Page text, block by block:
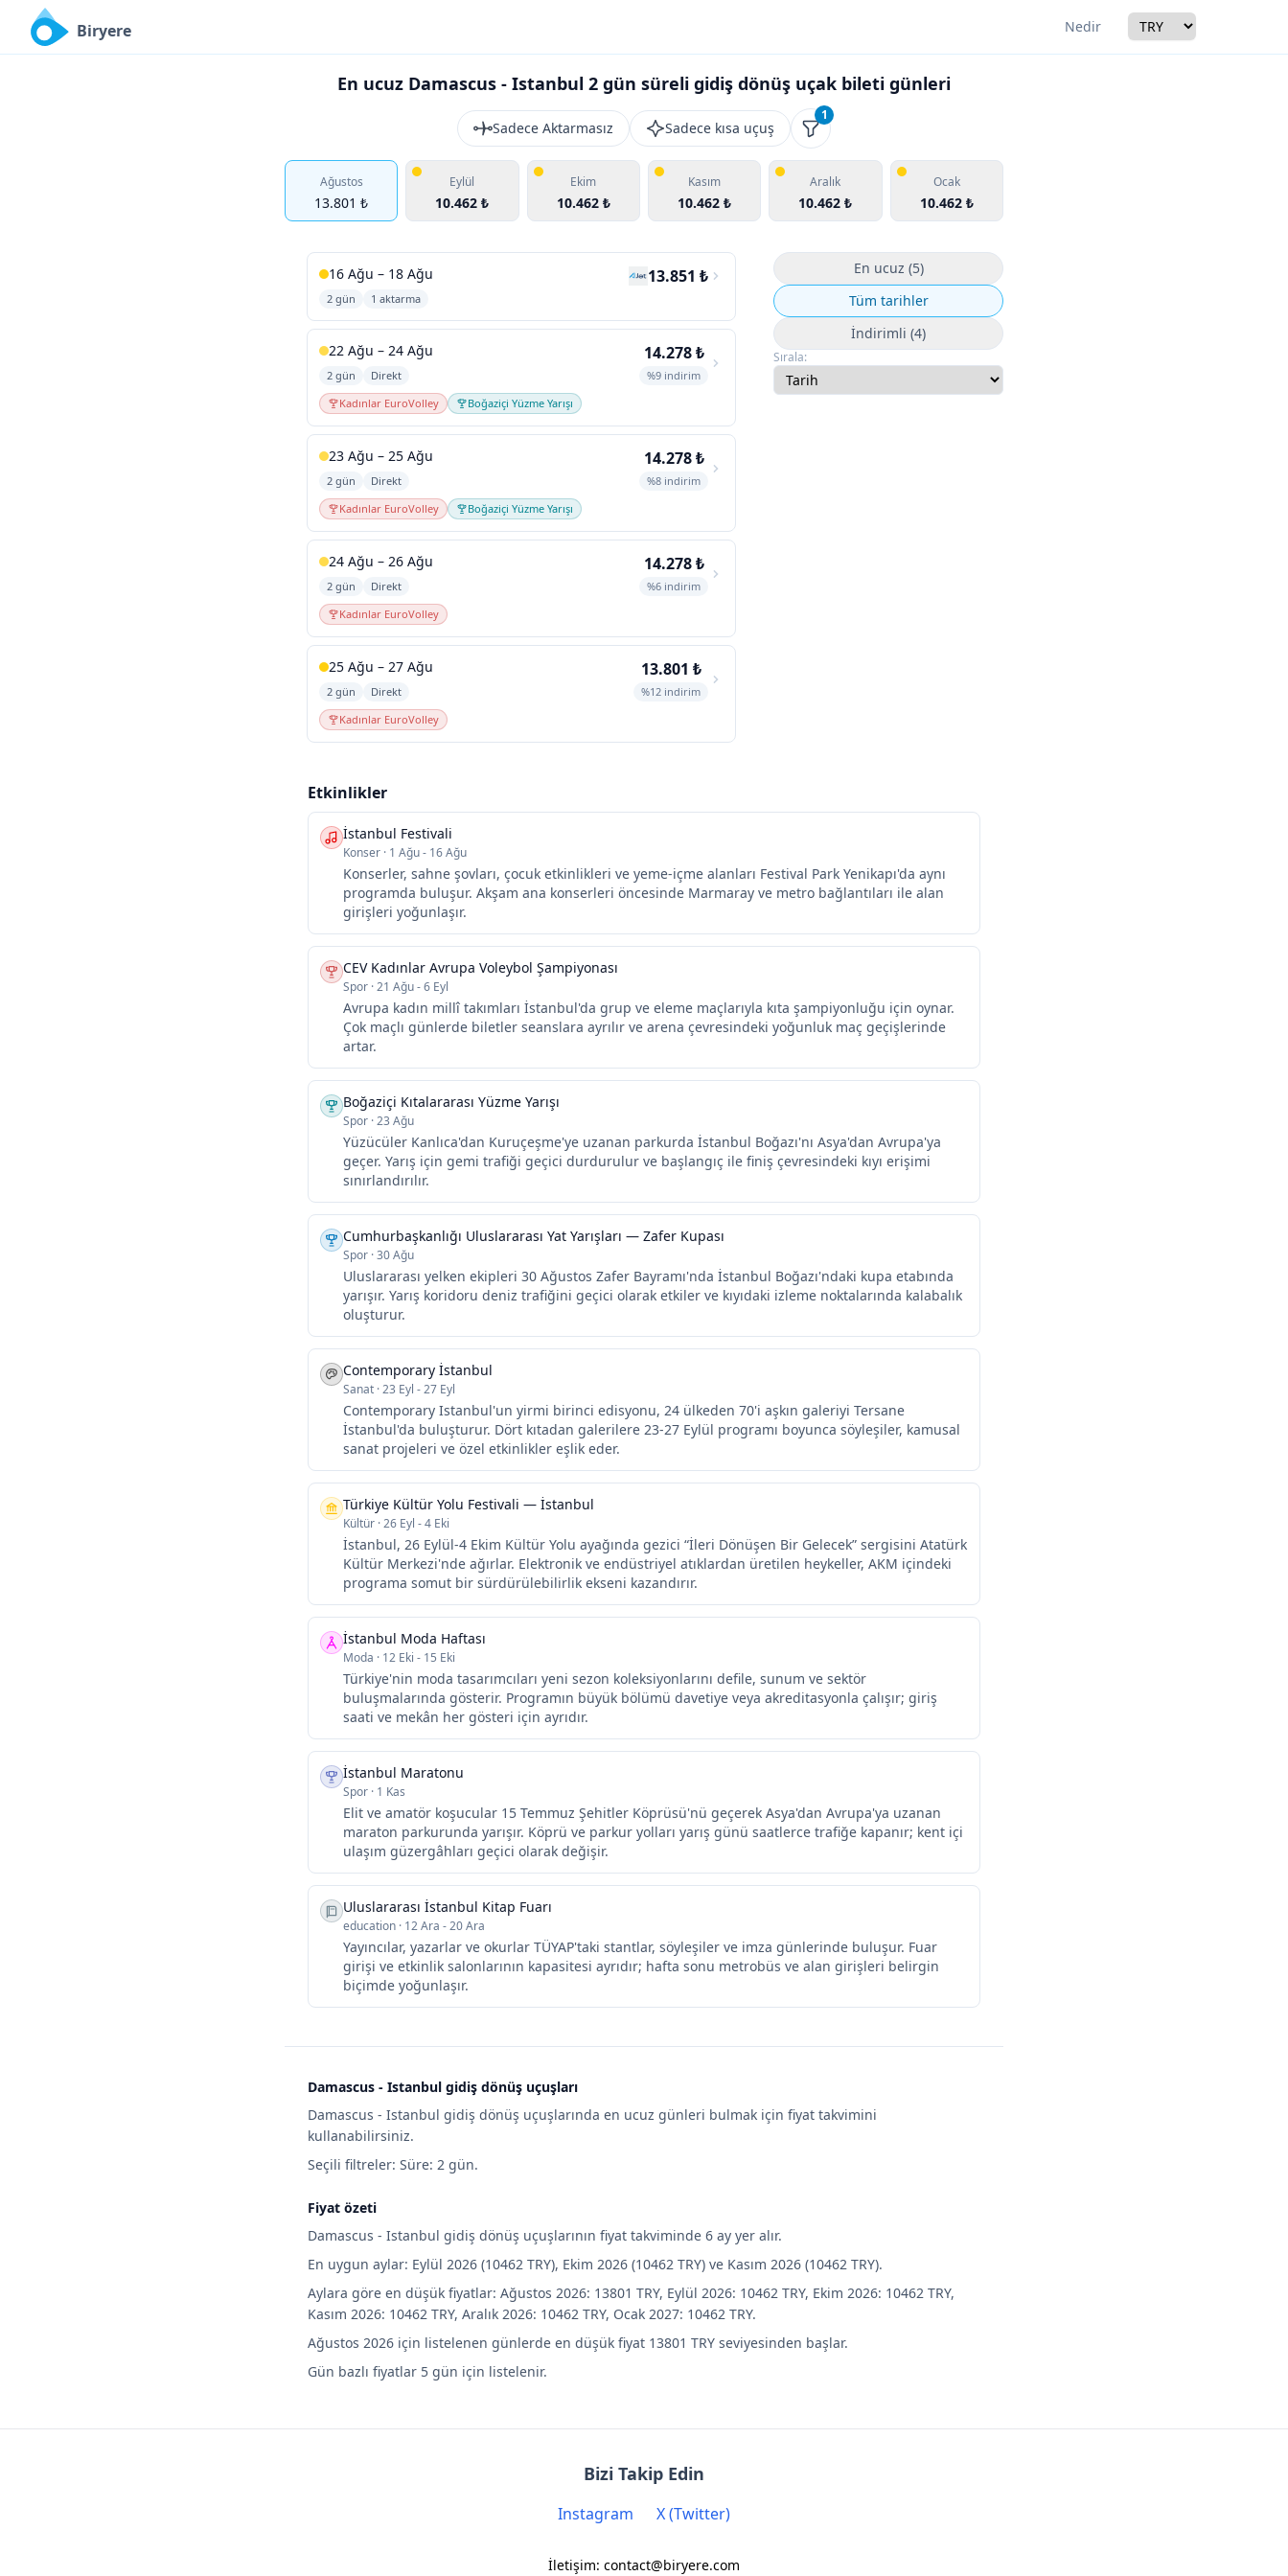
Biryere Nedir Currency
En ucuz Damascus - Istanbul 2 gün süreli gidiş dönüş uçak bileti günleri
Sadece Aktarmasız Sadece kısa uçuş Filtreler
1
Ağustos
13.801 ₺
Eylül
10.462 ₺
Ekim
10.462 ₺
Kasım
10.462 ₺
Aralık
10.462 ₺
Ocak
10.462 ₺
En ucuz (5)
Tüm tarihler
İndirimli (4)
Sırala:
16 Ağu – 18 Ağu
2 gün 1 aktarma
13.851 ₺
22 Ağu – 24 Ağu
2 gün
Direkt
Kadınlar EuroVolley
Boğaziçi Yüzme Yarışı
14.278 ₺
%9 indirim
23 Ağu – 25 Ağu
2 gün
Direkt
Kadınlar EuroVolley
Boğaziçi Yüzme Yarışı
14.278 ₺
%8 indirim
24 Ağu – 26 Ağu
2 gün
Direkt
Kadınlar EuroVolley
14.278 ₺
%6 indirim
25 Ağu – 27 Ağu
2 gün
Direkt
Kadınlar EuroVolley
13.801 ₺
%12 indirim
Etkinlikler
İstanbul Festivali
Konser · 1 Ağu - 16 Ağu
Konserler, sahne şovları, çocuk etkinlikleri ve yeme-içme alanları Festival Park Yenikapı'da aynı
programda buluşur. Akşam ana konserleri öncesinde Marmaray ve metro bağlantıları ile alan
girişleri yoğunlaşır.
CEV Kadınlar Avrupa Voleybol Şampiyonası
Spor ·21 Ağu - 6 Eyl
Avrupa kadın millî takımları İstanbul'da grup ve eleme maçlarıyla kıta şampiyonluğu için oynar.
Çok maçlı günlerde biletler seanslara ayrılır ve arena çevresindeki yoğunluk maç geçişlerinde
artar.
Boğaziçi Kıtalararası Yüzme Yarışı
Spor ·23 Ağu
Yüzücüler Kanlıca'dan Kuruçeşme'ye uzanan parkurda İstanbul Boğazı'nı Asya'dan Avrupa'ya
geçer. Yarış için gemi trafiği geçici durdurulur ve başlangıç ile finiş çevresindeki kıyı erişimi
sınırlandırılır.
Cumhurbaşkanlığı Uluslararası Yat Yarışları — Zafer Kupası
Spor ·30 Ağu
Uluslararası yelken ekipleri 30 Ağustos Zafer Bayramı'nda İstanbul Boğazı'ndaki kupa etabında
yarışır. Yarış koridoru deniz trafiğini geçici olarak etkiler ve kıyıdaki izleme noktalarında kalabalık
oluşturur.
Contemporary İstanbul
Sanat ·23 Eyl - 27 Eyl
Contemporary Istanbul'un yirmi birinci edisyonu, 24 ülkeden 70'i aşkın galeriyi Tersane
İstanbul'da buluşturur. Dört kıtadan galerilere 23-27 Eylül programı boyunca söyleşiler, kamusal
sanat projeleri ve özel etkinlikler eşlik eder.
Türkiye Kültür Yolu Festivali — İstanbul
Kültür ·26 Eyl - 4 Eki
İstanbul, 26 Eylül-4 Ekim Kültür Yolu ayağında gezici “İleri Dönüşen Bir Gelecek” sergisini Atatürk
Kültür Merkezi'nde ağırlar. Elektronik ve endüstriyel atıklardan üretilen heykeller, AKM içindeki
programa somut bir sürdürülebilirlik ekseni kazandırır.
İstanbul Moda Haftası
Moda · 12 Eki - 15 Eki
Türkiye'nin moda tasarımcıları yeni sezon koleksiyonlarını defile, sunum ve sektör
buluşmalarında gösterir. Programın büyük bölümü davetiye veya akreditasyonla çalışır; giriş
saati ve mekân her gösteri için ayrıdır.
İstanbul Maratonu
Spor · 1 Kas
Elit ve amatör koşucular 15 Temmuz Şehitler Köprüsü'nü geçerek Asya'dan Avrupa'ya uzanan
maraton parkurunda yarışır. Köprü ve parkur yolları yarış günü saatlerce trafiğe kapanır; kent içi
ulaşım güzergâhları geçici olarak değişir.
Uluslararası İstanbul Kitap Fuarı
education · 12 Ara - 20 Ara
Yayıncılar, yazarlar ve okurlar TÜYAP'taki stantlar, söyleşiler ve imza günlerinde buluşur. Fuar
girişi ve etkinlik salonlarının kapasitesi ayrıdır; hafta sonu metrobüs ve alan girişleri belirgin
biçimde yoğunlaşır.
Damascus - Istanbul gidiş dönüş uçuşları
Damascus - Istanbul gidiş dönüş uçuşlarında en ucuz günleri bulmak için fiyat takvimini
kullanabilirsiniz.
Seçili filtreler: Süre: 2 gün.
Fiyat özeti
Damascus - Istanbul gidiş dönüş uçuşlarının fiyat takviminde 6 ay yer alır.
En uygun aylar: Eylül 2026 (10462 TRY), Ekim 2026 (10462 TRY) ve Kasım 2026 (10462 TRY).
Aylara göre en düşük fiyatlar: Ağustos 2026: 13801 TRY, Eylül 2026: 10462 TRY, Ekim 2026: 10462 TRY,
Kasım 2026: 10462 TRY, Aralık 2026: 10462 TRY, Ocak 2027: 10462 TRY.
Ağustos 2026 için listelenen günlerde en düşük fiyat 13801 TRY seviyesinden başlar.
Gün bazlı fiyatlar 5 gün için listelenir.
Bizi Takip Edin
Instagram X (Twitter)
İletişim: contact@biryere.com